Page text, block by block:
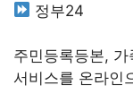
정부24
주민등록등본,
서비스를 온라인